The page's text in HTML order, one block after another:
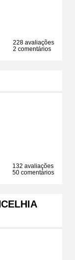
228 avaliações
2 comentários
132 avaliações
50 comentários